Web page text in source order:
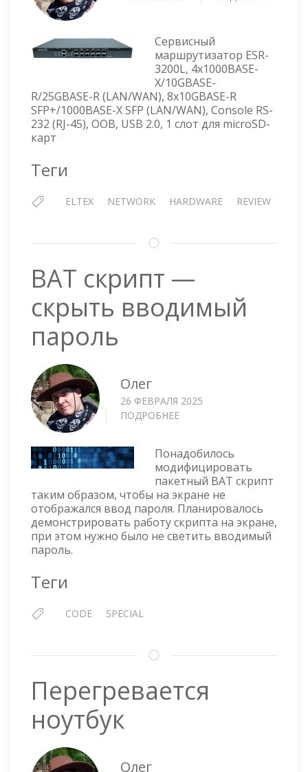
Сервисный
маршрутизатор ESR-
3200L, 4x1000BASE-
X/10GBASE-
R/25GBASE-R (LAN/WAN), 8x10GBASE-R
SFP+/1000BASE-X SFP (LAN/WAN), Console RS-
232 (RJ-45), OOB, USB 2.0, 1 cлот для microSD-
карт
Теги
ELTEX NETWORK HARDWARE REVIEW
BAT скрипт —
скрыть вводимый
пароль
Олег
26 ФЕВРАЛЯ 2025
ПОДРОБНЕЕ
—
СКРЫТЬ
ВВОДИМЫЙ
ПАРОЛЬ
Понадобилось
модифицировать
пакетный BAT скрипт
таким образом, чтобы на экране не
отображался ввод пароля. Планировалось
демонстрировать работу скрипта на экране,
при этом нужно было не светить вводимый
пароль.
Теги
CODE SPECIAL
Перегревается
ноутбук
Олег